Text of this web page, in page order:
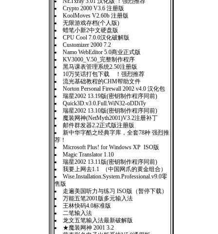
Crypto 2000 V3.6 注册版
KoolMoves V2.60b 注册版
无限游戏存档(个人版)
蜡笔小新2中文硬盘版
CPU Cool 7.0.0汉化破解版
Customizer 2000 7.2
Namo WebEditor 5.0商业正式版
KV3000_V.50_完整制作程序
黑马课表管理系统2.50注册版
10万笑话打包下载 ！强烈推荐
流光基础教程的CHM帮助文件
Norton Personal Firewall 2002 v4.0 汉化包
瑞星2002 13.19版(密钥制作程序同前)
Quick3D.v3.0.Full.WiN32-oDDiTy
瑞星2002 13.10版(密钥制作程序同前)
魔装网神(NetMyth2001)V3.2注册补丁
邮件群发器2.2正式版注册版
新中华字酷之经典字库，全套78种 强烈推
荐！
Microsoft Plus! for Windows XP ISO版
Magic Translator 1.10
瑞星2002 13.11版(密钥制作程序同前)
我要上网去1.1 （中国网爪的黄金组合）
Wise.Installation.System.Professional.v9.0零
售版
走遍美国听力与练习 ISO版（暂停下载）
万能五笔2001版多元输入法
王林快码4.0标准版
二笔输入法
龙文五笔输入法最新破解版
★魔装网神 2001 3.2